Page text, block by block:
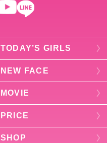
TODAY’S GIRLS
NEW FACE
MOVIE
PRICE
SHOP